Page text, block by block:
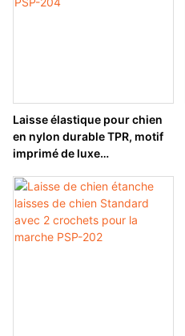
Laisse élastique pour chien
en nylon durable TPR, motif
imprimé de luxe